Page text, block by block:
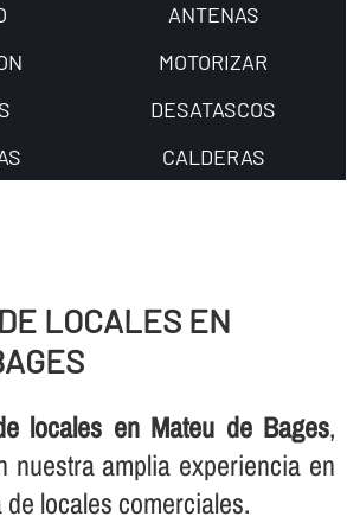
ANTENAS
MOTORIZAR
DESATASCOS
CALDERAS
LOCALES EN
locales en Mateu de Bages,
nuestra amplia experiencia en
locales comerciales.